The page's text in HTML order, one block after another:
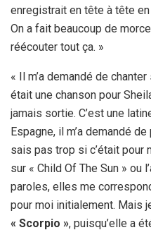
enregistrait en tête à tête
On a fait beaucoup de
réécouter tout ça. »
« Il m’a demandé de chanter
était une chanson pour
jamais sortie. C’est une
Espagne, il m’a demandé
sais pas trop si c’était pour
sur « Child Of The Sun » ou
paroles, elles me
pour moi initialement. Mais
« Scorpio », puisqu’elle a